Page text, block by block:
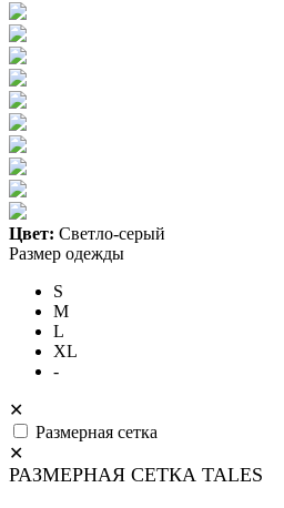
Цвет: Светло-серый
Размер одежды
S
M
L
XL
-
✕
Размерная сетка
✕
РАЗМЕРНАЯ СЕТКА TALES